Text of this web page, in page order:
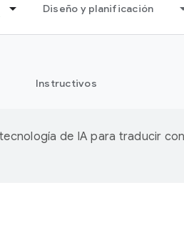
Diseño y planificación
Instructivos
de IA para traducir